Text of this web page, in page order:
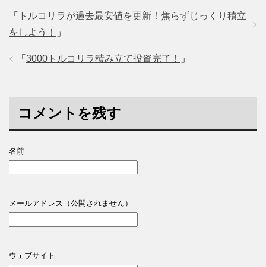
「
トルコリラが過去最安値を更新！焦らずじっくり積立
をしよう！
」
「 3000トルコリラ積み立て投資完了！ 」
コメントを残す
名前
メールアドレス（公開されません）
ウェブサイト